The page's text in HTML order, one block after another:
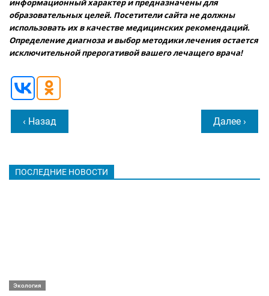
информационный характер и предназначены для
образовательных целей. Посетители сайта не должны
использовать их в качестве медицинских рекомендаций.
Определение диагноза и выбор методики лечения остается
исключительной прерогативой вашего лечащего врача!
‹ Назад Далее ›
ПОСЛЕДНИЕ НОВОСТИ
Экология